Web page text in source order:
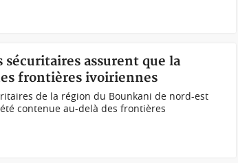
assurent que la
frontières ivoiriennes
de la région du Bounkani de nord-est
contenue au-delà des frontières